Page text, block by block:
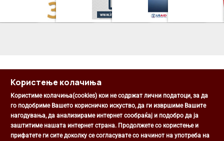
Општина Центар
Михаил Цоков бр. 1, Скопје
Користење колачиња
Користиме колачиња(cookies) кои не содржат лични податоци, за да
го подобриме Вашето корисничко искуство, да ги извршиме Вашите
нагодувања, да анализираме интернет сообраќај и подобро да ја
заштитиме нашата интернет страна. Продолжете со користење и
прифатете ги сите доколку се согласувате со начинот на употреба на